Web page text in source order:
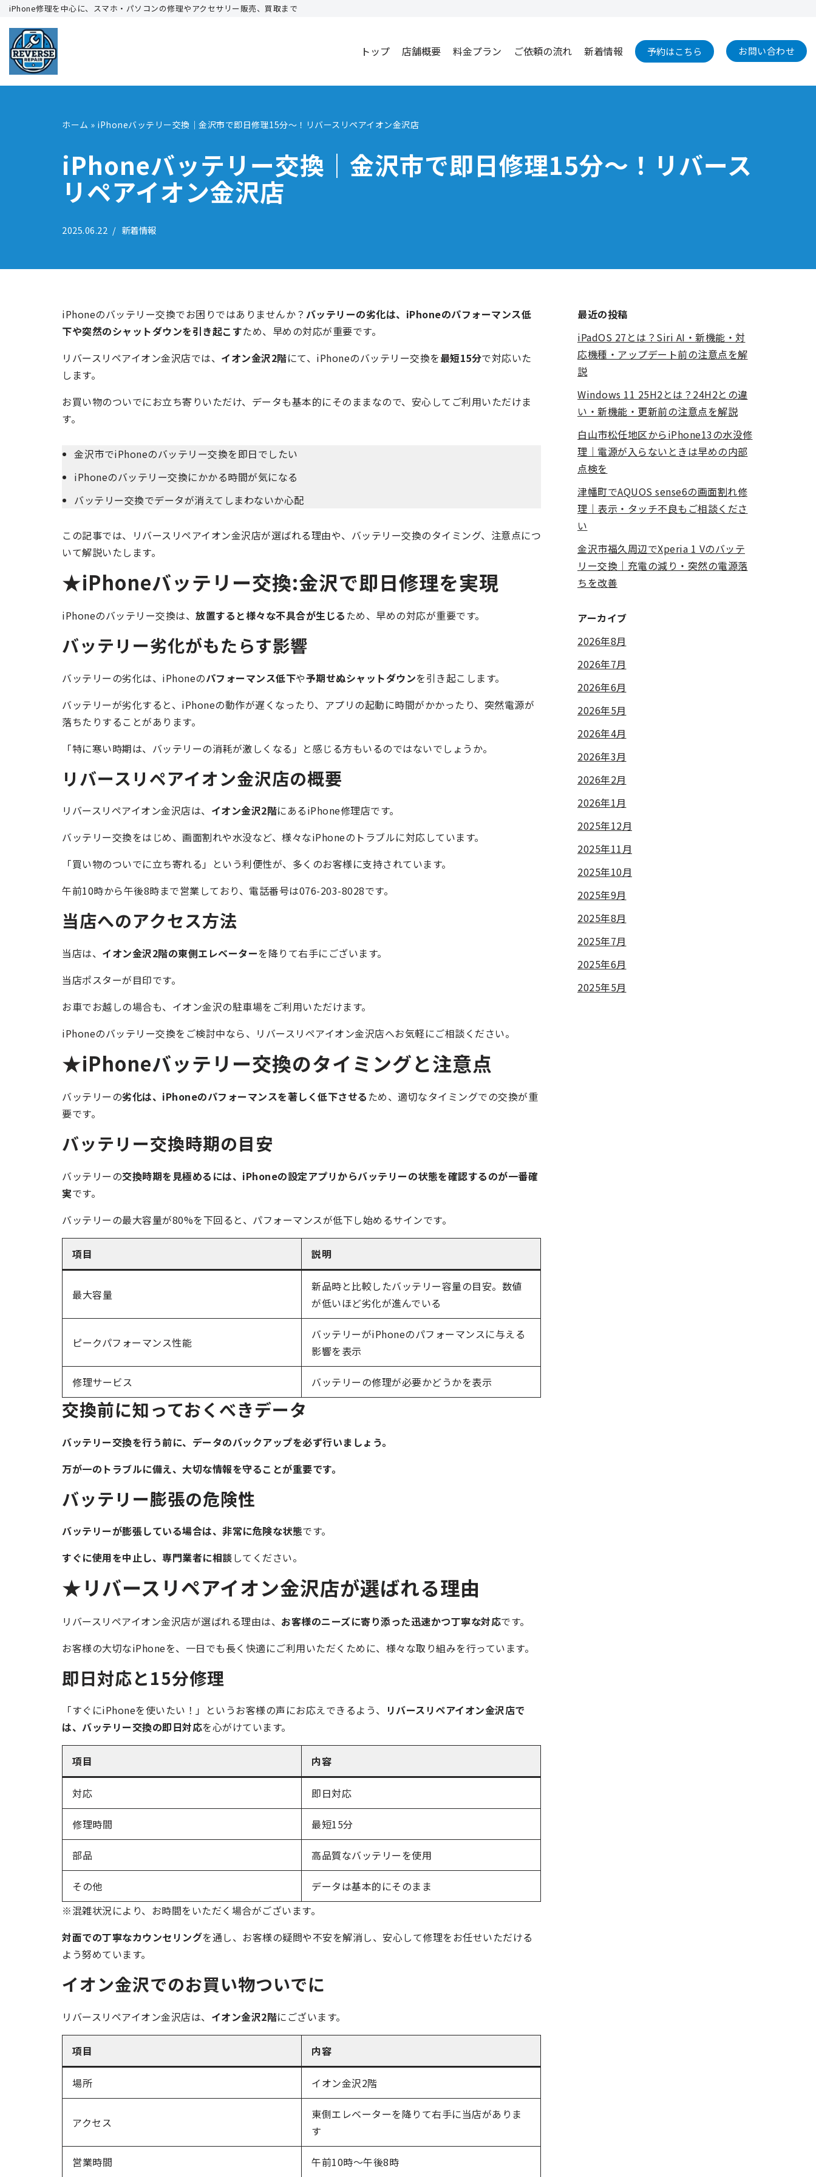
コ
ン
テ
ン
iPhone修理を中心に、スマホ・パソコンの修理やアクセサリー販売、買取まで
トップ 店舗概要 料金プラン ご依頼の流れ 新着情報 予約はこちら お問い合わせ
ホーム » iPhoneバッテリー交換｜金沢市で即日修理15分～！リバースリペアイオン金沢店
iPhoneバッテリー交換｜金沢市で即日修理15分～！リバース
リペアイオン金沢店
2025.06.22 新着情報
iPhoneのバッテリー交換でお困りではありませんか？ バッテリーの劣化は、iPhoneのパフォーマンス低
下や突然のシャットダウンを引き起こすため、早めの対応が重要です。
リバースリペアイオン金沢店では、 イオン金沢2階にて、iPhoneのバッテリー交換を最短15分で対応いた
します。
お買い物のついでにお立ち寄りいただけ、データも基本的にそのままなので、安心してご利用いただけま
す。
金沢市でiPhoneのバッテリー交換を即日でしたい
iPhoneのバッテリー交換にかかる時間が気になる
バッテリー交換でデータが消えてしまわないか心配
この記事では、リバースリペアイオン金沢店が選ばれる理由や、バッテリー交換のタイミング、注意点につ
いて解説いたします。
★iPhoneバッテリー交換:金沢で即日修理を実現
iPhoneのバッテリー交換は、 放置すると様々な不具合が生じる ため、早めの対応が重要です。
バッテリー劣化がもたらす影響
バッテリーの劣化は、iPhoneのパフォーマンス低下や予期せぬシャットダウンを引き起こします。
バッテリーが劣化すると、iPhoneの動作が遅くなったり、アプリの起動に時間がかかったり、突然電源が
落ちたりすることがあります。
「特に寒い時期は、バッテリーの消耗が激しくなる」と感じる方もいるのではないでしょうか。
リバースリペアイオン金沢店の概要
リバースリペアイオン金沢店は、 イオン金沢2階にあるiPhone修理店です。
バッテリー交換をはじめ、画面割れや水没など、様々なiPhoneのトラブルに対応しています。
「買い物のついでに立ち寄れる」という利便性が、多くのお客様に支持されています。
午前10時から午後8時まで営業しており、電話番号は076-203-8028です。
当店へのアクセス方法
当店は、 イオン金沢2階の東側エレベーターを降りて右手にございます。
当店ポスターが目印です。
お車でお越しの場合も、イオン金沢の駐車場をご利用いただけます。
iPhoneのバッテリー交換をご検討中なら、リバースリペアイオン金沢店へお気軽にご相談ください。
★iPhoneバッテリー交換のタイミングと注意点
バッテリーの劣化は、iPhoneのパフォーマンスを著しく低下させる ため、適切なタイミングでの交換が重
要です。
バッテリー交換時期の目安
バッテリーの交換時期を見極めるには、iPhoneの設定アプリからバッテリーの状態を確認するのが一番確
実です。
バッテリーの最大容量が80%を下回ると、パフォーマンスが低下し始めるサインです。
項目 説明
最大容量
新品時と比較したバッテリー容量の目安。数値
が低いほど劣化が進んでいる
ピークパフォーマンス性能
バッテリーがiPhoneのパフォーマンスに与える
影響を表示
修理サービス バッテリーの修理が必要かどうかを表示
交換前に知っておくべきデータ
バッテリー交換を行う前に、データのバックアップを必ず行いましょう。
万が一のトラブルに備え、大切な情報を守ることが重要です。
バッテリー膨張の危険性
バッテリーが膨張している場合は、非常に危険な状態です。
すぐに使用を中止し、専門業者に相談してください。
★リバースリペアイオン金沢店が選ばれる理由
リバースリペアイオン金沢店が選ばれる理由は、 お客様のニーズに寄り添った迅速かつ丁寧な対応です。
お客様の大切なiPhoneを、一日でも長く快適にご利用いただくために、様々な取り組みを行っています。
即日対応と15分修理
「すぐにiPhoneを使いたい！」というお客様の声にお応えできるよう、 リバースリペアイオン金沢店で
は、バッテリー交換の即日対応を心がけています。
項目 内容
対応 即日対応
修理時間 最短15分
部品 高品質なバッテリーを使用
その他
データは基本的にそのまま
※混雑状況により、お時間をいただく場合がございます。
対面での丁寧なカウンセリングを通し、お客様の疑問や不安を解消し、安心して修理をお任せいただける
よう努めています。
イオン金沢でのお買い物ついでに
リバースリペアイオン金沢店は、 イオン金沢2階にございます。
項目 内容
場所 イオン金沢2階
アクセス
東側エレベーターを降りて右手に当店がありま
す
営業時間 午前10時～午後8時
最近の投稿
iPadOS 27とは？Siri AI・新機能・対
応機種・アップデート前の注意点を解
説
Windows 11 25H2とは？24H2との違
い・新機能・更新前の注意点を解説
白山市松任地区からiPhone13の水没修
理｜電源が入らないときは早めの内部
点検を
津幡町でAQUOS sense6の画面割れ修
理｜表示・タッチ不良もご相談くださ
い
金沢市福久周辺でXperia 1 Vのバッテ
リー交換｜充電の減り・突然の電源落
ちを改善
アーカイブ
2026年8月
2026年7月
2026年6月
2026年5月
2026年4月
2026年3月
2026年2月
2026年1月
2025年12月
2025年11月
2025年10月
2025年9月
2025年8月
2025年7月
2025年6月
2025年5月